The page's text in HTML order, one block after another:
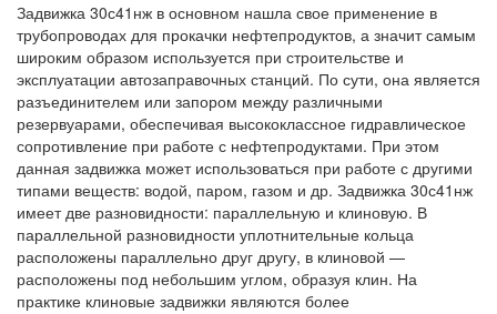
Задвижка 30с41нж в основном нашла свое применение в
трубопроводах для прокачки нефтепродуктов, а значит самым
широким образом используется при строительстве и
эксплуатации автозаправочных станций. По сути, она является
разъединителем или запором между различными
резервуарами, обеспечивая высококлассное гидравлическое
сопротивление при работе с нефтепродуктами. При этом
данная задвижка может использоваться при работе с другими
типами веществ: водой, паром, газом и др. Задвижка 30с41нж
имеет две разновидности: параллельную и клиновую. В
параллельной разновидности уплотнительные кольца
расположены параллельно друг другу, в клиновой —
расположены под небольшим углом, образуя клин. На
практике клиновые задвижки являются более